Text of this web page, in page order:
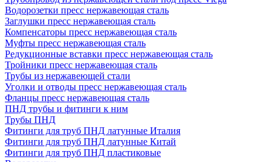
Водорозетки пресс нержавеющая сталь
Заглушки пресс нержавеющая сталь
Компенсаторы пресс нержавеющая сталь
Муфты пресс нержавеющая сталь
Редукционные вставки пресс нержавеющая сталь
Тройники пресс нержавеющая сталь
Трубы из нержавеющей стали
Уголки и отводы пресс нержавеющая сталь
Фланцы пресс нержавеющая сталь
ПНД трубы и фитинги к ним
Трубы ПНД
Фитинги для труб ПНД латунные Италия
Фитинги для труб ПНД латунные Китай
Фитинги для труб ПНД пластиковые